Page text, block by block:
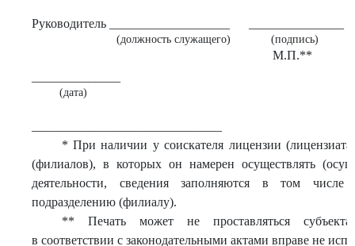
Руководитель ___________________
(должность служащего) (подпись)
М.П.**
(дата)
* При наличии у соискателя лицензии
(филиалов), в которых он намерен осуществлять
деятельности, сведения заполняются в том
подразделению (филиалу).
** Печать может не проставляться
в соответствии с законодательными актами вправе не